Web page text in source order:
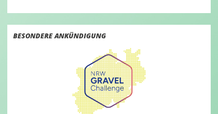
BESONDERE ANKÜNDIGUNG